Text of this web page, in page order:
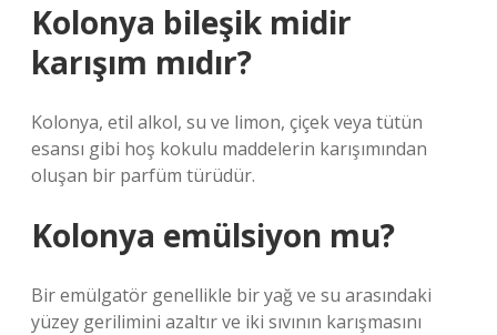
Kolonya bileşik midir
karışım mıdır?
Kolonya, etil alkol, su ve limon, çiçek veya tütün
esansı gibi hoş kokulu maddelerin karışımından
oluşan bir parfüm türüdür.
Kolonya emülsiyon mu?
Bir emülgatör genellikle bir yağ ve su arasındaki
yüzey gerilimini azaltır ve iki sıvının karışmasını